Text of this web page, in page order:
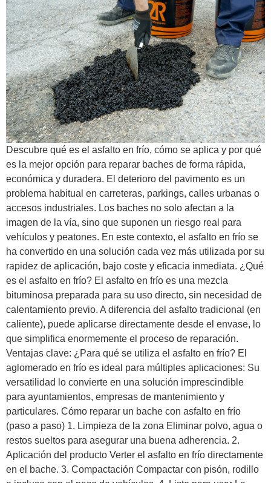
Descubre qué es el asfalto en frío, cómo se aplica y por qué
es la mejor opción para reparar baches de forma rápida,
económica y duradera. El deterioro del pavimento es un
problema habitual en carreteras, parkings, calles urbanas o
accesos industriales. Los baches no solo afectan a la
imagen de la vía, sino que suponen un riesgo real para
vehículos y peatones. En este contexto, el asfalto en frío se
ha convertido en una solución cada vez más utilizada por su
rapidez de aplicación, bajo coste y eficacia inmediata. ¿Qué
es el asfalto en frío? El asfalto en frío es una mezcla
bituminosa preparada para su uso directo, sin necesidad de
calentamiento previo. A diferencia del asfalto tradicional (en
caliente), puede aplicarse directamente desde el envase, lo
que simplifica enormemente el proceso de reparación.
Ventajas clave: ¿Para qué se utiliza el asfalto en frío? El
aglomerado en frío es ideal para múltiples aplicaciones: Su
versatilidad lo convierte en una solución imprescindible
para ayuntamientos, empresas de mantenimiento y
particulares. Cómo reparar un bache con asfalto en frío
(paso a paso) 1. Limpieza de la zona Eliminar polvo, agua o
restos sueltos para asegurar una buena adherencia. 2.
Aplicación del producto Verter el asfalto en frío directamente
en el bache. 3. Compactación Compactar con pisón, rodillo